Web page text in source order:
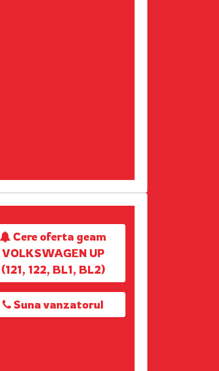
Cere oferta geam
VOLKSWAGEN UP
(121, 122, BL1, BL2)
Suna vanzatorul